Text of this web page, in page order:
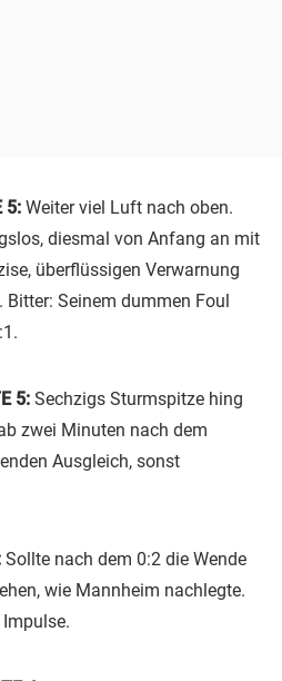
5: Weiter viel Luft nach oben.
diesmal von Anfang an mit
überflüssigen Verwarnung
Seinem dummen Foul
5: Sechzigs Sturmspitze hing
zwei Minuten nach dem
Ausgleich, sonst
Sollte nach dem 0:2 die Wende
wie Mannheim nachlegte.